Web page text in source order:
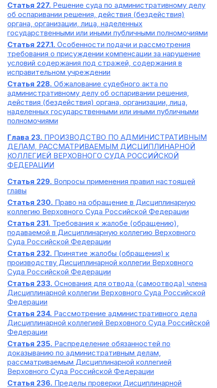
Статья 227. Решение суда по административному делу
об оспаривании решения, действия (бездействия)
органа, организации, лица, наделенных
государственными или иными публичными полномочиями
Статья 227.1. Особенности подачи и рассмотрения
требования о присуждении компенсации за нарушение
условий содержания под стражей, содержания в
исправительном учреждении
Статья 228. Обжалование судебного акта по
административному делу об оспаривании решения,
действия (бездействия) органа, организации, лица,
наделенных государственными или иными публичными
полномочиями
Глава 23. ПРОИЗВОДСТВО ПО АДМИНИСТРАТИВНЫМ
ДЕЛАМ, РАССМАТРИВАЕМЫМ ДИСЦИПЛИНАРНОЙ
КОЛЛЕГИЕЙ ВЕРХОВНОГО СУДА РОССИЙСКОЙ
ФЕДЕРАЦИИ
Статья 229. Вопросы применения правил настоящей
главы
Статья 230. Право на обращение в Дисциплинарную
коллегию Верховного Суда Российской Федерации
Статья 231. Требования к жалобе (обращению),
подаваемой в Дисциплинарную коллегию Верховного
Суда Российской Федерации
Статья 232. Принятие жалобы (обращения) к
производству Дисциплинарной коллегии Верховного
Суда Российской Федерации
Статья 233. Основания для отвода (самоотвода) члена
Дисциплинарной коллегии Верховного Суда Российской
Федерации
Статья 234. Рассмотрение административного дела
Дисциплинарной коллегией Верховного Суда Российской
Федерации
Статья 235. Распределение обязанностей по
доказыванию по административным делам,
рассматриваемым Дисциплинарной коллегией
Верховного Суда Российской Федерации
Статья 236. Пределы проверки Дисциплинарной